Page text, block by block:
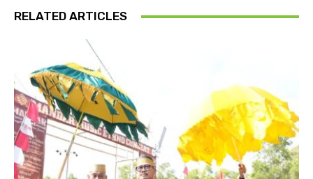
RELATED ARTICLES